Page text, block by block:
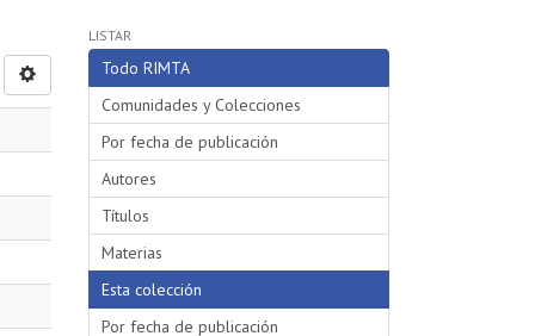
LISTAR
Todo RIMTA
Comunidades y Colecciones
Por fecha de publicación
Autores
Títulos
Materias
Esta colección
Por fecha de publicación